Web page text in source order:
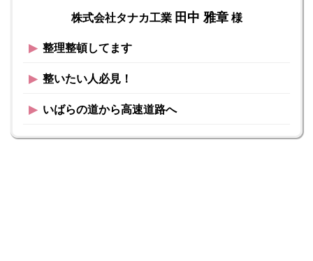
株式会社タナカ工業 田中 雅章様
▶︎ 整理整頓してます
▶︎ 整いたい人必見！
▶︎ いばらの道から高速道路へ